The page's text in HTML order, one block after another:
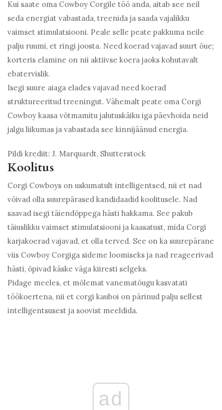
Kui saate oma Cowboy Corgile töö anda, aitab see neil
seda energiat vabastada, treenida ja saada vajalikku
vaimset stimulatsiooni. Peale selle peate pakkuma neile
palju ruumi, et ringi joosta. Need koerad vajavad suurt õue;
korteris elamine on nii aktiivse koera jaoks kohutavalt
ebatervislik.
Isegi suure aiaga elades vajavad need koerad
struktureeritud treeningut. Vähemalt peate oma Corgi
Cowboy kaasa võtmamitu jalutuskäiku iga päevhoida neid
jalgu liikumas ja vabastada see kinnijäänud energia.
Pildi krediit: J. Marquardt, Shutterstock
Koolitus
Corgi Cowboys on uskumatult intelligentsed, nii et nad
võivad olla suurepärased kandidaadid koolitusele. Nad
saavad isegi täiendõppega hästi hakkama. See pakub
täiuslikku vaimset stimulatsiooni ja kaasatust, mida Corgi
karjakoerad vajavad, et olla terved. See on ka suurepärane
viis Cowboy Corgiga sideme loomiseks ja nad reageerivad
hästi, õpivad käske väga kiiresti selgeks.
Pidage meeles, et mõlemat vanematõugu kasvatati
töökoertena, nii et corgi kauboi on pärinud palju sellest
intelligentsusest ja soovist meeldida.
ad